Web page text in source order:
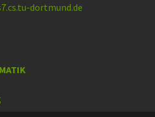
dortmund.de